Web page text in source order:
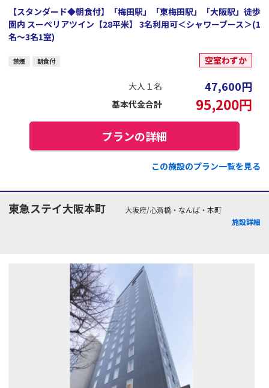
【スタンダード◆朝食付】「梅田駅」「東梅田駅」「大阪駅」徒歩
圏内 スーペリアツイン【28平米】 3名利用可＜シャワーブース＞(1
名～3名1室)
禁煙 朝食付 空室わずか
大人１名 47,600円
基本代金合計 95,200円
プランの詳細
この施設のプラン一覧を見る
東急ステイ大阪本町
大阪府/心斎橋・なんば・本町
施設詳細